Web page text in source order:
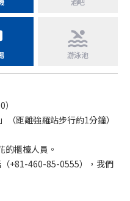
游泳池
距離強羅站步行約1分鐘）
的櫃檯人員。
+81-460-85-0555），我們